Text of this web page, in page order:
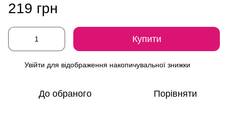
219 грн
Купити
Увійти для відображення накопичувальної знижки
До обраного Порівняти